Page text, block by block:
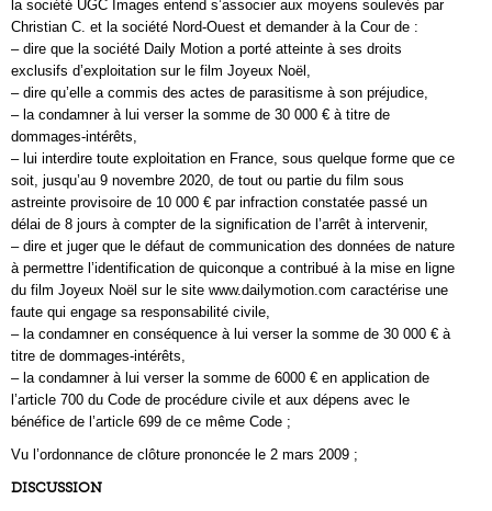
la société UGC Images entend s’associer aux moyens soulevés par
Christian C. et la société Nord-Ouest et demander à la Cour de :
– dire que la société Daily Motion a porté atteinte à ses droits
exclusifs d’exploitation sur le film Joyeux Noël,
– dire qu’elle a commis des actes de parasitisme à son préjudice,
– la condamner à lui verser la somme de 30 000 € à titre de
dommages-intérêts,
– lui interdire toute exploitation en France, sous quelque forme que ce
soit, jusqu’au 9 novembre 2020, de tout ou partie du film sous
astreinte provisoire de 10 000 € par infraction constatée passé un
délai de 8 jours à compter de la signification de l’arrêt à intervenir,
– dire et juger que le défaut de communication des données de nature
à permettre l’identification de quiconque a contribué à la mise en ligne
du film Joyeux Noël sur le site www.dailymotion.com caractérise une
faute qui engage sa responsabilité civile,
– la condamner en conséquence à lui verser la somme de 30 000 € à
titre de dommages-intérêts,
– la condamner à lui verser la somme de 6000 € en application de
l’article 700 du Code de procédure civile et aux dépens avec le
bénéfice de l’article 699 de ce même Code ;
Vu l’ordonnance de clôture prononcée le 2 mars 2009 ;
DISCUSSION